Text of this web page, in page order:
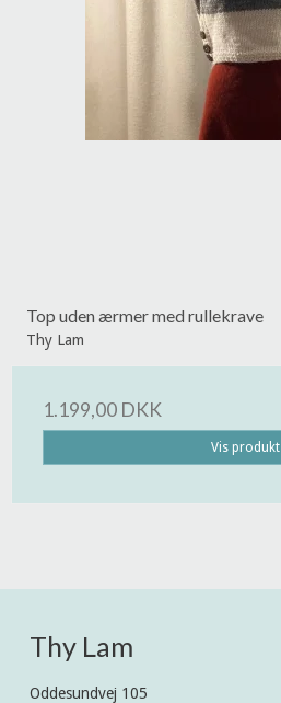
Top uden ærmer med rullekrave
Thy Lam
1.199,00 DKK
Vis produkt
Thy Lam
Oddesundvej 105